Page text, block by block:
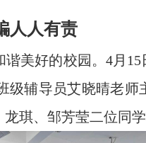
人人有责
好的校园。4月15
辅导员艾晓晴老师
琪、邹芳莹二位同学